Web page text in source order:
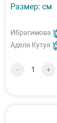
Размер: см
Ибрагимова
Аделя Кутуя
- +